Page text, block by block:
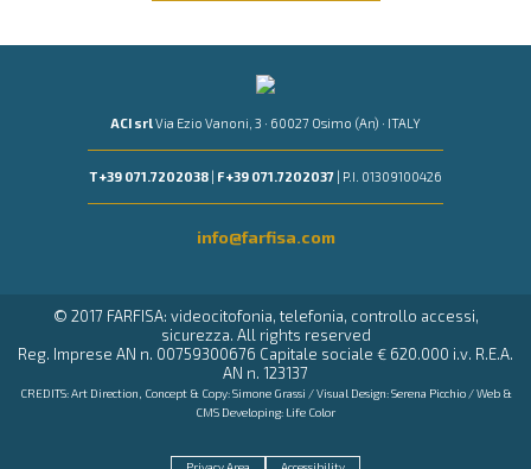
ACI srlVia Ezio Vanoni, 3 · 60027 Osimo (An) · ITALY
T +39 071.7202038| F +39 071.7202037| P.I. 01309100426
info@farfisa.com
© 2017 FARFISA: videocitofonia, telefonia, controllo accessi,
sicurezza. All rights reserved
Reg. Imprese AN n. 00759300676 Capitale sociale € 620.000 i.v. R.E.A.
AN n. 123137
CREDITS: Art Direction, Concept & Copy:Simone Grassi / Visual Design:Serena Picchio/ Web &
CMS Developing: Life Color